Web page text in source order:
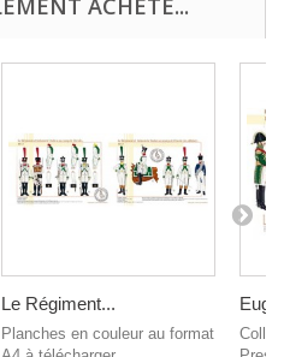
ACHETÉ...
Le Régiment...
Planches en couleur au format